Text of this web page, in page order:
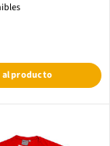
al producto